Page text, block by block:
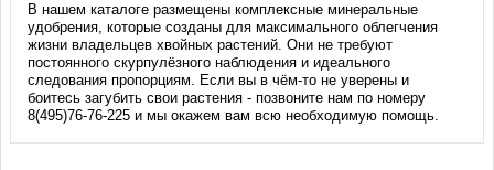
В нашем каталоге размещены комплексные минеральные
удобрения, которые созданы для максимального облегчения
жизни владельцев хвойных растений. Они не требуют
постоянного скурпулёзного наблюдения и идеального
следования пропорциям. Если вы в чём-то не уверены и
боитесь загубить свои растения - позвоните нам по номеру
8(495)76-76-225 и мы окажем вам всю необходимую помощь.